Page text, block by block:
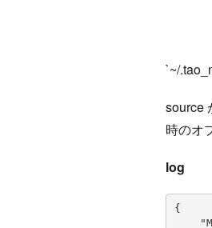
`~/
source
時のオ
log
{